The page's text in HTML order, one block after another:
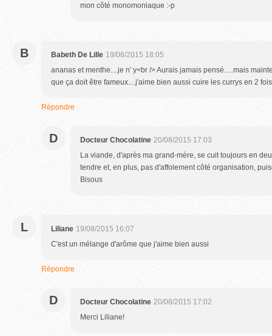
mon côté monomoniaque :-p
B Babeth De Lille 19/08/2015 18:05
ananas et menthe....je n' y<br /> Aurais jamais pensé.....mais
que ça doit être fameux....j'aime bien aussi cuire les currys en 2
Répondre
D Docteur Chocolatine 20/08/2015 17:03
La viande, d'après ma grand-mère, se cuit toujours en
tendre et, en plus, pas d'affolement côté organisation,
Bisous
L Liliane 19/08/2015 16:07
C'est un mélange d'arôme que j'aime bien aussi
Répondre
D Docteur Chocolatine 20/08/2015 17:02
Merci Liliane!